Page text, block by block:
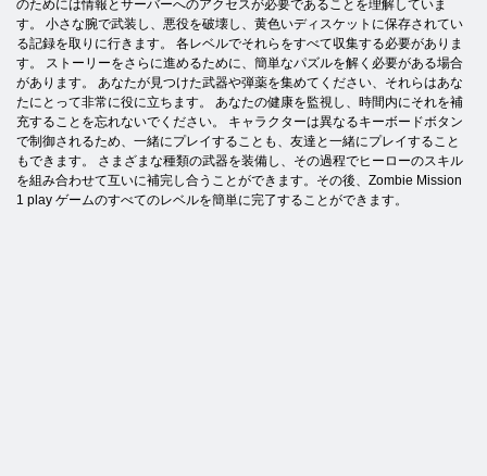
のためには情報とサーバーへのアクセスが必要であることを理解していま
す。 小さな腕で武装し、悪役を破壊し、黄色いディスケットに保存されてい
る記録を取りに行きます。 各レベルでそれらをすべて収集する必要がありま
す。 ストーリーをさらに進めるために、簡単なパズルを解く必要がある場合
があります。 あなたが見つけた武器や弾薬を集めてください、それらはあな
たにとって非常に役に立ちます。 あなたの健康を監視し、時間内にそれを補
充することを忘れないでください。 キャラクターは異なるキーボードボタン
で制御されるため、一緒にプレイすることも、友達と一緒にプレイすること
もできます。 さまざまな種類の武器を装備し、その過程でヒーローのスキル
を組み合わせて互いに補完し合うことができます。その後、Zombie Mission
1 play ゲームのすべてのレベルを簡単に完了することができます。